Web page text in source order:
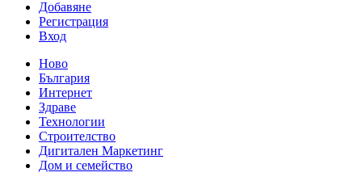
Добавяне
Регистрация
Вход
Ново
България
Интернет
Здраве
Технологии
Строителство
Дигитален Маркетинг
Дом и семейство